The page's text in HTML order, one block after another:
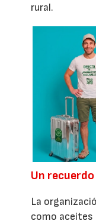
rural.
Un
La
como aceites